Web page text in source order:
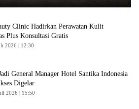
Clinic Hadirkan Perawatan Kulit
Plus Konsultasi Gratis
2026 | 12:30
General Manager Hotel Santika Indonesia
Digelar
2026 | 15:50